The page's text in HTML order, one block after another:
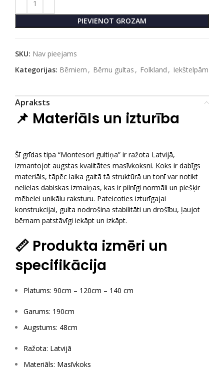
PIEVIENOT GROZAM
SKU: Nav pieejams
Kategorijas: Bērniem , Bērnu gultas , Folkland , Iekštelpām
Apraksts
📌 Materiāls un izturība
Šī grīdas tipa “Montesori gultiņa” ir ražota Latvijā,
izmantojot augstas kvalitātes masīvkoksni. Koks ir dabīgs
materiāls, tāpēc laika gaitā tā struktūrā un tonī var notikt
nelielas dabiskas izmaiņas, kas ir pilnīgi normāli un piešķir
mēbelei unikālu raksturu. Pateicoties izturīgajai
konstrukcijai, gulta nodrošina stabilitāti un drošību, ļaujot
bērnam patstāvīgi iekāpt un izkāpt.
📏 Produkta izmēri un
specifikācija
Platums: 90cm – 120cm – 140 cm
Garums: 190cm
Augstums: 48cm
Ražota: Latvijā
Materiāls: Masīvkoks